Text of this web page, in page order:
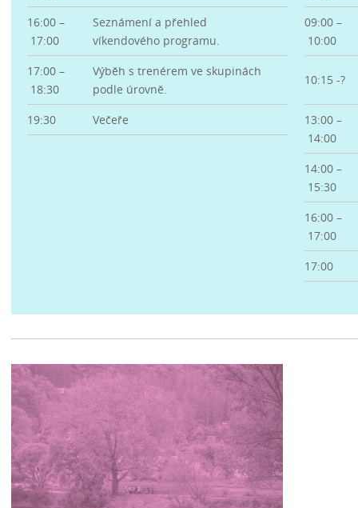
16:00 –
17:00
Seznámení a přehled
víkendového programu.
17:00 –
18:30
Výběh s trenérem ve skupinách
podle úrovně.
19:30
Večeře
09:00 –
10:00
10:15 -?
13:00 –
14:00
14:00 –
15:30
16:00 –
17:00
17:00